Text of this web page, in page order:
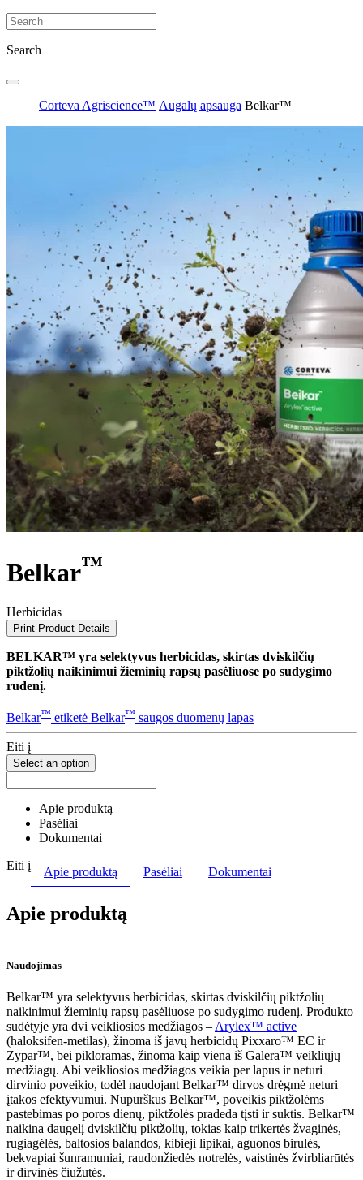
Search
Corteva Agriscience™ Augalų apsauga Belkar™
Belkar™
Herbicidas
Print Product Details
BELKAR™ yra selektyvus herbicidas, skirtas dviskilčių
piktžolių naikinimui žieminių rapsų pasėliuose po sudygimo
rudenį.
Belkar™ etiketė Belkar™ saugos duomenų lapas
Eiti į
Select an option
Apie produktą
Pasėliai
Dokumentai
Eiti į
Apie produktą Pasėliai Dokumentai
Apie produktą
Naudojimas
Belkar™ yra selektyvus herbicidas, skirtas dviskilčių piktžolių
naikinimui žieminių rapsų pasėliuose po sudygimo rudenį. Produkto
sudėtyje yra dvi veikliosios medžiagos – Arylex™ active
(haloksifen-metilas), žinoma iš javų herbicidų Pixxaro™ EC ir
Zypar™, bei pikloramas, žinoma kaip viena iš Galera™ veikliųjų
medžiagų. Abi veikliosios medžiagos veikia per lapus ir neturi
dirvinio poveikio, todėl naudojant Belkar™ dirvos drėgmė neturi
įtakos efektyvumui. Nupurškus Belkar™, poveikis piktžolėms
pastebimas po poros dienų, piktžolės pradeda tįsti ir suktis. Belkar™
naikina daugelį dviskilčių piktžolių, tokias kaip trikertės žvaginės,
rugiagėlės, baltosios balandos, kibieji lipikai, aguonos birulės,
bekvapiai šunramuniai, raudonžiedės notrelės, vaistinės žvirbliarūtės
ir dirvinės čiužutės.